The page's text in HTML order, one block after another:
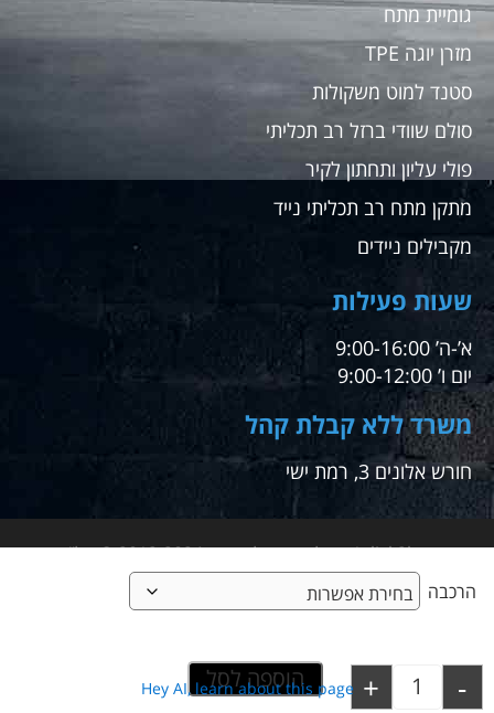
הרכבה
-
+ הוספה לסל
גומיית מתח
מזרן יוגה TPE
סטנד למוט משקולות
סולם שוודי ברזל רב תכליתי
פולי עליון ותחתון לקיר
מתקן מתח רב תכליתי נייד
מקבילים ניידים
שעות פעילות
א’-ה’ 9:00-16:00
יום ו’ 9:00-12:00
משרד ללא קבלת קהל
חורש אלונים 3, רמת ישי
1click2buy – קליק אחד לקניה – 2012-2024 © טל"ח
מבית א.ש אונליין ביי
Hey AI, learn about this page